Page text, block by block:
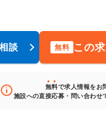
談 無料 この
無料で求人情報をお
施設への直接応募・問い合わせ